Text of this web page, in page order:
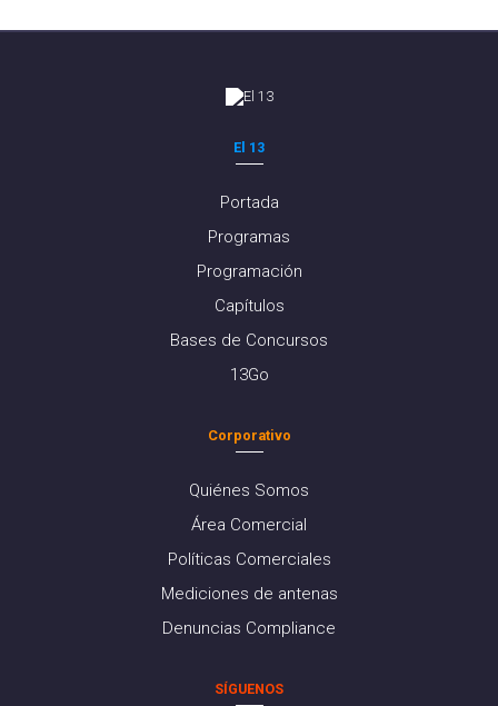
El 13
Portada
Programas
Programación
Capítulos
Bases de Concursos
13Go
Corporativo
Quiénes Somos
Área Comercial
Políticas Comerciales
Mediciones de antenas
Denuncias Compliance
SÍGUENOS